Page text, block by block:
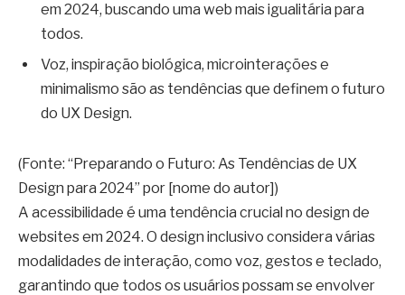
em 2024, buscando uma web mais igualitária para
todos.
Voz, inspiração biológica, microinterações e
minimalismo são as tendências que definem o futuro
do UX Design.
(Fonte: “Preparando o Futuro: As Tendências de UX
Design para 2024” por [nome do autor])
A acessibilidade é uma tendência crucial no design de
websites em 2024. O design inclusivo considera várias
modalidades de interação, como voz, gestos e teclado,
garantindo que todos os usuários possam se envolver